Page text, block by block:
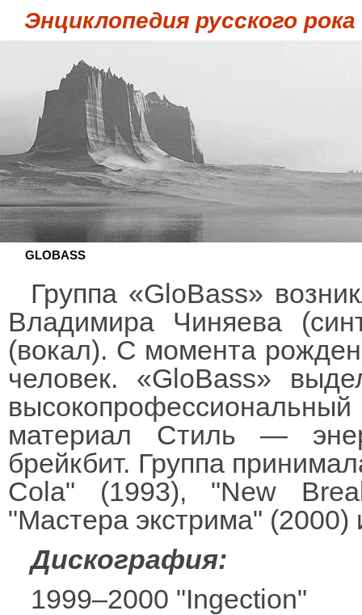
Энциклопедия русского рока
GLOBASS
Группа «GloBass»
Владимира Чиняева
(вокал). С момента
человек. «GloBass»
материал Стиль —
брейкбит. Группа
Cola" (1993), "New
"Мастера экстрима" (2000)
Дискография:
1999–2000 "Ingection"